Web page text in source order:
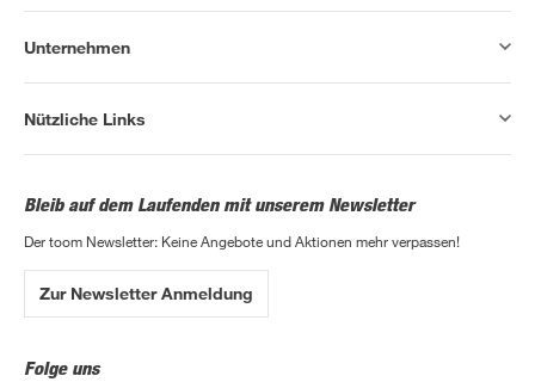
Unternehmen
Nützliche Links
Bleib auf dem Laufenden mit unserem Newsletter
Der toom Newsletter: Keine Angebote und Aktionen mehr verpassen!
Zur Newsletter Anmeldung
Folge uns